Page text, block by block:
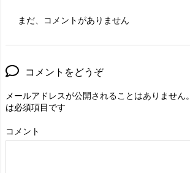
まだ、コメントがありません
コメントをどうぞ
メールアドレスが公開されることはありません。
は必須項目です
コメント